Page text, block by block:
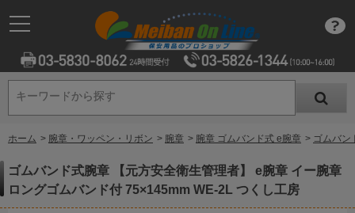
キーワードから探す
キーワードから探す
ホーム > 腕章・ワッペン・リボン > 腕章 > 腕章 ゴムバンド式 e腕章 > ゴムバン
ゴムバンド式腕章 【元方安全衛生管理者】 e腕章 イー腕章
ロングゴムバンド付 75×145mm WE-2L つくし工房